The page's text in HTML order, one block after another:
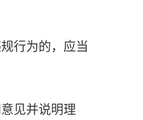
行为的，应当
见并说明理